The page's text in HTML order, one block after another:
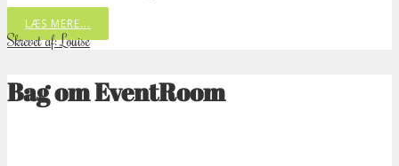
LÆS MERE...
Skrevet af: Louise
Bag om EventRoom